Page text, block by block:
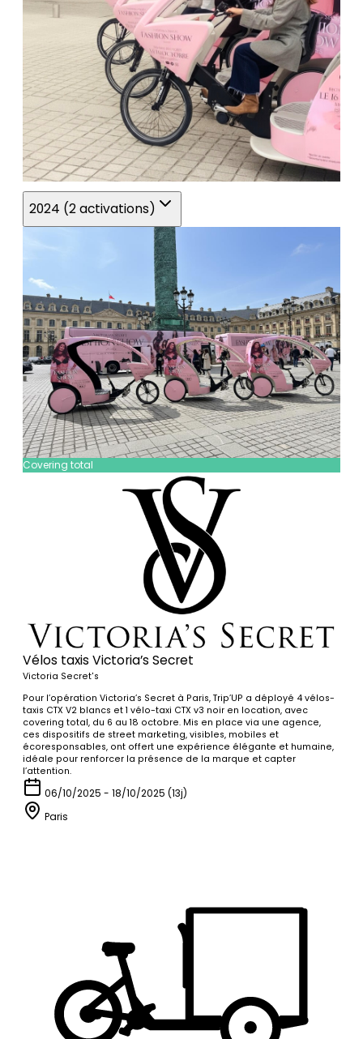
2024 (2 activations)
Covering total
Vélos taxis Victoria’s Secret
Victoria Secret's
Pour l’opération Victoria’s Secret à Paris, Trip’UP a déployé 4 vélos-
taxis CTX V2 blancs et 1 vélo-taxi CTX v3 noir en location, avec
covering total, du 6 au 18 octobre. Mis en place via une agence,
ces dispositifs de street marketing, visibles, mobiles et
écoresponsables, ont offert une expérience élégante et humaine,
idéale pour renforcer la présence de la marque et capter
l’attention.
06/10/2025 - 18/10/2025 (13j)
Paris